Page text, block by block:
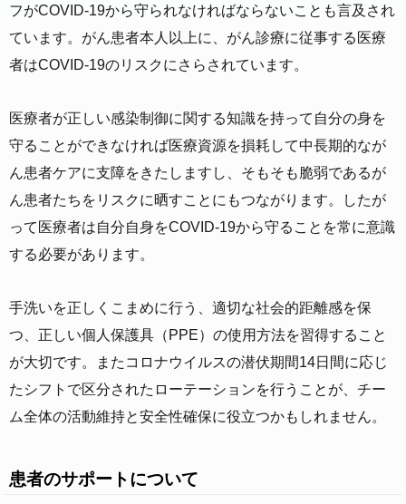
フがCOVID-19から守られなければならないことも言及され
ています。がん患者本人以上に、がん診療に従事する医療
者はCOVID-19のリスクにさらされています。
医療者が正しい感染制御に関する知識を持って自分の身を
守ることができなければ医療資源を損耗して中長期的なが
ん患者ケアに支障をきたしますし、そもそも脆弱であるが
ん患者たちをリスクに晒すことにもつながります。したが
って医療者は自分自身をCOVID-19から守ることを常に意識
する必要があります。
手洗いを正しくこまめに行う、適切な社会的距離感を保
つ、正しい個人保護具（PPE）の使用方法を習得すること
が大切です。またコロナウイルスの潜伏期間14日間に応じ
たシフトで区分されたローテーションを行うことが、チー
ム全体の活動維持と安全性確保に役立つかもしれません。
患者のサポートについて